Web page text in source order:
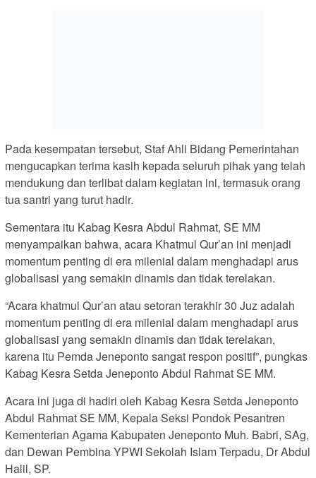
Pada kesempatan tersebut, Staf Ahli Bidang Pemerintahan
mengucapkan terima kasih kepada seluruh pihak yang telah
mendukung dan terlibat dalam kegiatan ini, termasuk orang
tua santri yang turut hadir.
Sementara itu Kabag Kesra Abdul Rahmat, SE MM
menyampaikan bahwa, acara Khatmul Qur’an ini menjadi
momentum penting di era milenial dalam menghadapi arus
globalisasi yang semakin dinamis dan tidak terelakan.
“Acara khatmul Qur’an atau setoran terakhir 30 Juz adalah
momentum penting di era milenial dalam menghadapi arus
globalisasi yang semakin dinamis dan tidak terelakan,
karena itu Pemda Jeneponto sangat respon positif”, pungkas
Kabag Kesra Setda Jeneponto Abdul Rahmat SE MM.
Acara ini juga di hadiri oleh Kabag Kesra Setda Jeneponto
Abdul Rahmat SE MM, Kepala Seksi Pondok Pesantren
Kementerian Agama Kabupaten Jeneponto Muh. Babri, SAg,
dan Dewan Pembina YPWI Sekolah Islam Terpadu, Dr Abdul
Halil, SP.